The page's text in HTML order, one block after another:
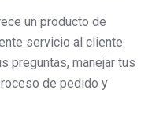
un producto de
servicio al cliente.
preguntas, manejar tus
de pedido y